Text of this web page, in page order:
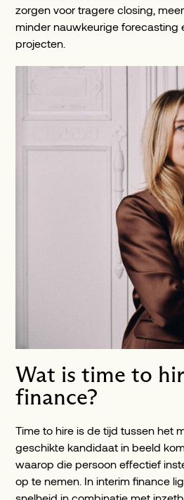
zorgen voor tragere closing,
minder nauwkeurige forecasting
projecten.
Wat is time to
finance?
Time to hire is de tijd tussen het
geschikte kandidaat in beeld
waarop die persoon effectief
op te nemen. In interim finance